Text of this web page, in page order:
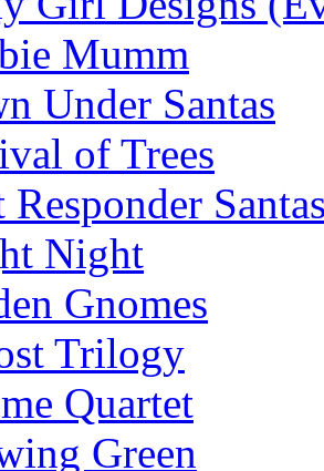
Mumm
Under Santas
of Trees
Responder
Night
Gnomes
Trilogy
Quartet
Green